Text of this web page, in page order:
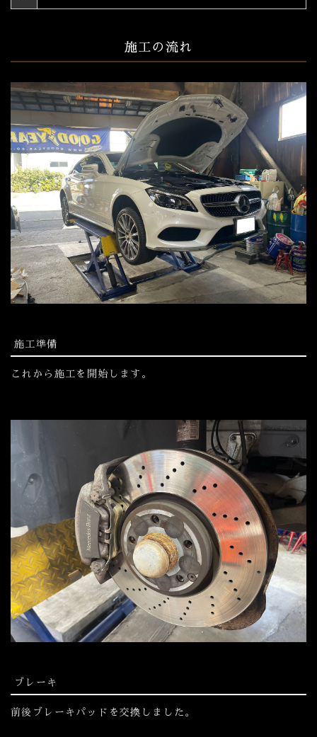
施工の流れ
施工準備
これから施工を開始します。
ブレーキ
前後ブレーキパッドを交換しました。